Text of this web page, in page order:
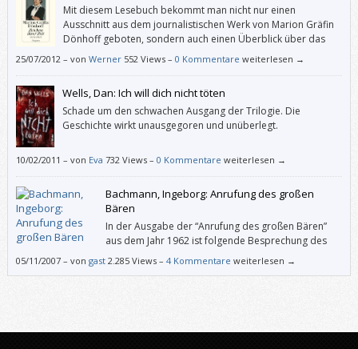
Mit diesem Lesebuch bekommt man nicht nur einen
Ausschnitt aus dem journalistischen Werk von Marion Gräfin
Dönhoff geboten, sondern auch einen Überblick über das
Geschehen und die Veränderungen in Deutschland und der
25/07/2012 – von Werner 552 Views – 0 Kommentare weiterlesen →
Wells, Dan: Ich will dich nicht töten
Schade um den schwachen Ausgang der Trilogie. Die
Geschichte wirkt unausgegoren und unüberlegt.
10/02/2011 – von Eva 732 Views – 0 Kommentare weiterlesen →
Bachmann, Ingeborg: Anrufung des großen
Bären
In der Ausgabe der “Anrufung des großen Bären”
aus dem Jahr 1962 ist folgende Besprechung des
Verlegers Siegfried Unseld abgedruckt, die wir
niemandem vorenthalten möchten.
05/11/2007– von gast 2.285 Views – 4 Kommentare weiterlesen →